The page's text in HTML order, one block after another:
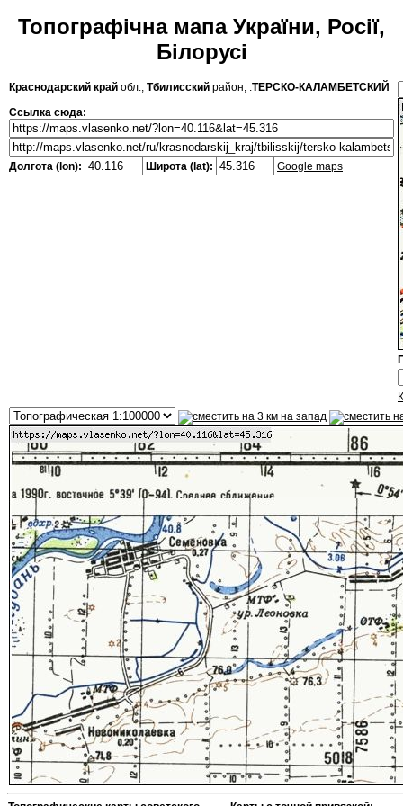
Топографічна мапа України, Росії,
Білорусі
Краснодарский край обл., Тбилисский район, .ТЕРСКО-КАЛАМБЕТСКИЙ
Ссылка сюда:
Долгота (lon): Широта (lat): Google maps